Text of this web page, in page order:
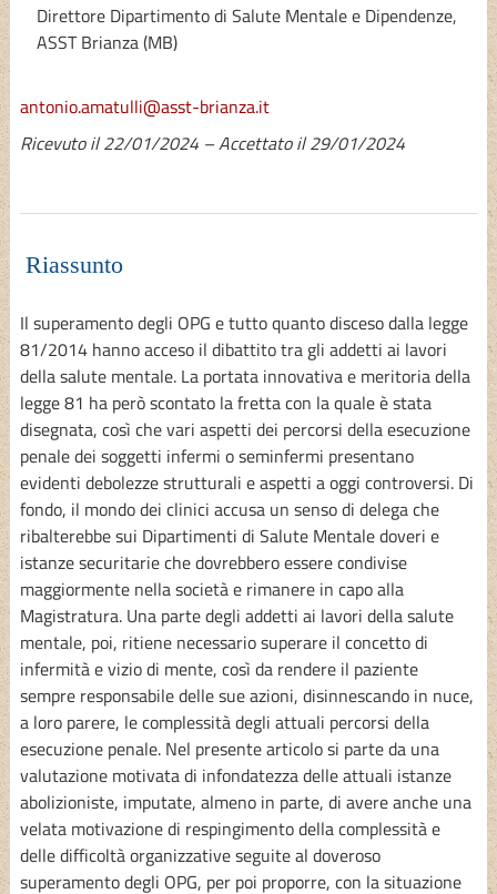
Direttore Dipartimento di Salute Mentale e Dipendenze,
ASST Brianza (MB)
antonio.amatulli@asst-brianza.it
Ricevuto il 22/01/2024 – Accettato il 29/01/2024
Riassunto
Il superamento degli OPG e tutto quanto disceso dalla legge
81/2014 hanno acceso il dibattito tra gli addetti ai lavori
della salute mentale. La portata innovativa e meritoria della
legge 81 ha però scontato la fretta con la quale è stata
disegnata, così che vari aspetti dei percorsi della esecuzione
penale dei soggetti infermi o seminfermi presentano
evidenti debolezze strutturali e aspetti a oggi controversi. Di
fondo, il mondo dei clinici accusa un senso di delega che
ribalterebbe sui Dipartimenti di Salute Mentale doveri e
istanze securitarie che dovrebbero essere condivise
maggiormente nella società e rimanere in capo alla
Magistratura. Una parte degli addetti ai lavori della salute
mentale, poi, ritiene necessario superare il concetto di
infermità e vizio di mente, così da rendere il paziente
sempre responsabile delle sue azioni, disinnescando in nuce,
a loro parere, le complessità degli attuali percorsi della
esecuzione penale. Nel presente articolo si parte da una
valutazione motivata di infondatezza delle attuali istanze
abolizioniste, imputate, almeno in parte, di avere anche una
velata motivazione di respingimento della complessità e
delle difficoltà organizzative seguite al doveroso
superamento degli OPG, per poi proporre, con la situazione